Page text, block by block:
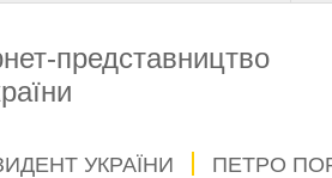
представництво
УКРАЇНИ ПЕТРО